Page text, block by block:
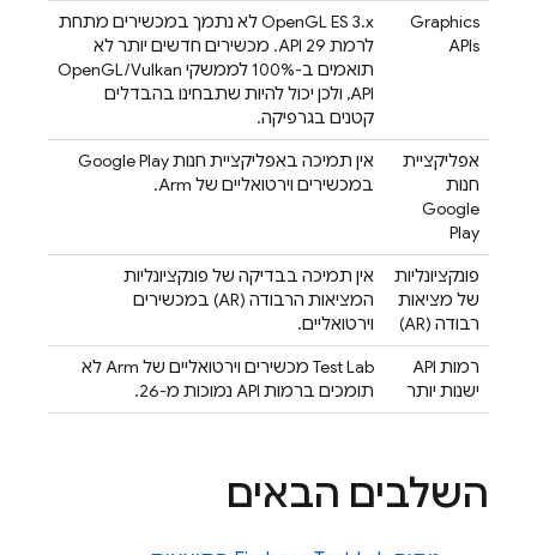
Graphics
APIs
‫OpenGL ES 3.x לא נתמך במכשירים מתחת
לרמת API 29. מכשירים חדשים יותר לא
תואמים ב-100% לממשקי OpenGL/Vulkan
API, ולכן יכול להיות שתבחינו בהבדלים
קטנים בגרפיקה.
אפליקציית
חנות
Google
Play
אין תמיכה באפליקציית חנות Google Play
במכשירים וירטואליים של Arm.
פונקציונליות
של מציאות
רבודה (AR)
אין תמיכה בבדיקה של פונקציונליות
המציאות הרבודה (AR) במכשירים
וירטואליים.
רמות API
ישנות יותר
Test Lab
מכשירים וירטואליים של Arm לא
תומכים ברמות API נמוכות מ-26.
השלבים הבאים